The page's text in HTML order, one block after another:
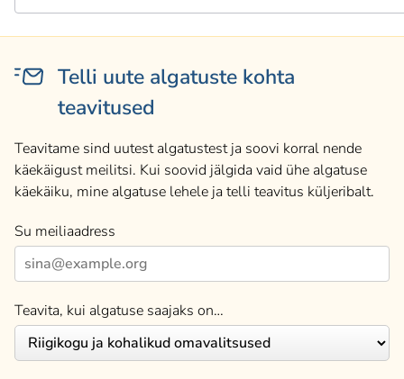
Telli uute algatuste kohta
teavitused
Teavitame sind uutest algatustest ja soovi korral nende
käekäigust meilitsi. Kui soovid jälgida vaid ühe algatuse
käekäiku, mine algatuse lehele ja telli teavitus küljeribalt.
Su meiliaadress
Teavita, kui algatuse saajaks on…